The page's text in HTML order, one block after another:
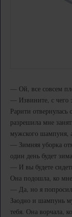
— Ой, все совсем
— Извините, с чего
Рарити
разрешила мне
мужского шампуня,
— Зимняя уборка
один день будет
— И вы будете
Она подошла, ко
— Да, но я
Заодно и шампунь
тебя. Она ворчала,